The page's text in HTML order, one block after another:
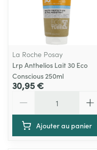
La Roche Posay
Lrp Anthelios Lait 30 Eco
Conscious 250ml
30,95 €
Ajouter au panier